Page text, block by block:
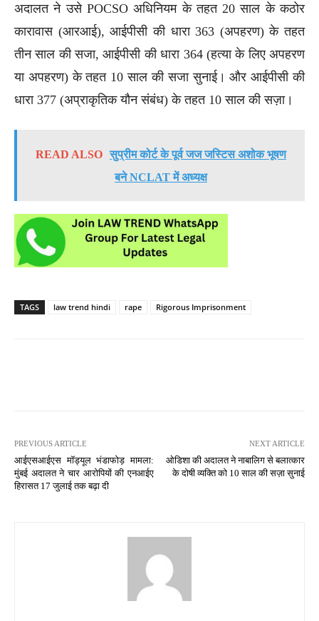
अदालत ने उसे POCSO अधिनियम के तहत 20 साल के कठोर
कारावास (आरआई), आईपीसी की धारा 363 (अपहरण) के तहत
तीन साल की सजा, आईपीसी की धारा 364 (हत्या के लिए अपहरण
या अपहरण) के तहत 10 साल की सजा सुनाई। और आईपीसी की
धारा 377 (अप्राकृतिक यौन संबंध) के तहत 10 साल की सज़ा।
READ ALSO सुप्रीम कोर्ट के पूर्व जज जस्टिस अशोक भूषण
बने NCLAT में अध्यक्ष
TAGS law trend hindi rape Rigorous Imprisonment
PREVIOUS ARTICLE
आईएसआईएस मॉड्यूल भंडाफोड़ मामला:
मुंबई अदालत ने चार आरोपियों की एनआईए
हिरासत 17 जुलाई तक बढ़ा दी
NEXT ARTICLE
ओडिशा की अदालत ने नाबालिग से बलात्कार
के दोषी व्यक्ति को 10 साल की सज़ा सुनाई